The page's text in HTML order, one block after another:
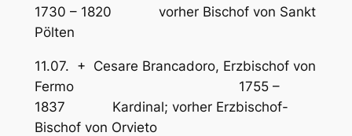
1730 – 1820 vorher Bischof von Sankt
Pölten
11.07. + Cesare Brancadoro, Erzbischof von
Fermo 1755 –
1837 Kardinal; vorher Erzbischof-
Bischof von Orvieto